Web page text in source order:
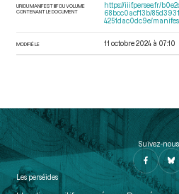
URI DU MANIFEST IIIF DU VOLUME
CONTENANT LE DOCUMENT
https://iiif.persee.fr/
68bcc0acf13b/
4251dac0dc9e/
MODIFIÉ LE 11 octobre 2024 à 07:10
Suivez-nous
Les perséides